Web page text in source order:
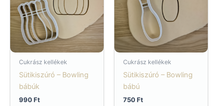
Cukrász kellékek
Sütikiszúró – Bowling
bábúk
990Ft
Cukrász kellékek
Sütikiszúró – Bowling
bábú
750Ft